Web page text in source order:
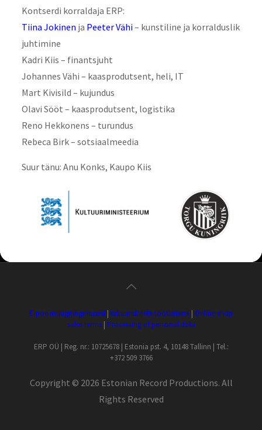
Kontserdi korraldaja ERP:
Tiina Jokinen ja Peeter Vähi– kunstiline ja korralduslik
juhtimine
Kadri Kiis – finantsjuht
Johannes Vähi – kaasprodutsent, heli, IT
Mart Kivisild – kujundus
Olavi Sööt – kaasprodutsent, logistika
Reno Hekkonens – turundus
Rebeca Birk – sotsiaalmeedia
Suur tänu: Anu Konks, Kaupo Kiis
E-poe müügitingimused | Isikuandmete töötlemine | Online shop
sales terms| Processing of personal data
ERP OÜ | Reg. nr.: 10725678 | Estonia pst. 4, 10148 Tallinn | Tel.:
+372 509 3766
Copyright © 2026 Estonian Record Productions. All
Rights Reserved